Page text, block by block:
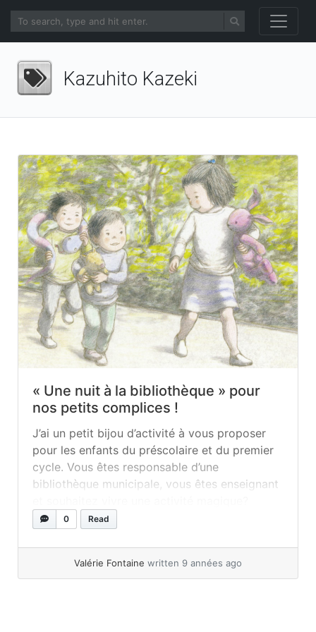
Kazuhito Kazeki
« Une nuit à la bibliothèque » pour
nos petits complices !
J’ai un petit bijou d’activité à vous proposer
pour les enfants du préscolaire et du premier
cycle. Vous êtes responsable d’une
bibliothèque municipale, vous êtes enseignant
Laissez vos yeux continuer leur lecture, vous
livre Une nuit à la bibliothèque, écrit
par Kazuhito Kazeki et illustré... »read more
0 Read
Valérie Fontaine written 9 années ago